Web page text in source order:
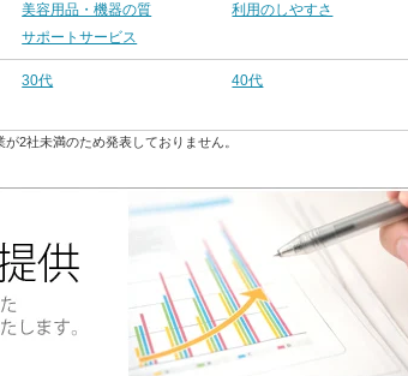
美容用品・機器の質
利用のしやすさ
サポートサービス
30代
40代
2社未満のため発表しておりません。